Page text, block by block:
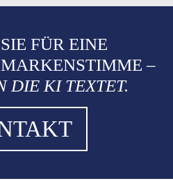
FÜR EINE
–
DIE KI TEXTET.